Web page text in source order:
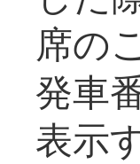
席の
発車
表示